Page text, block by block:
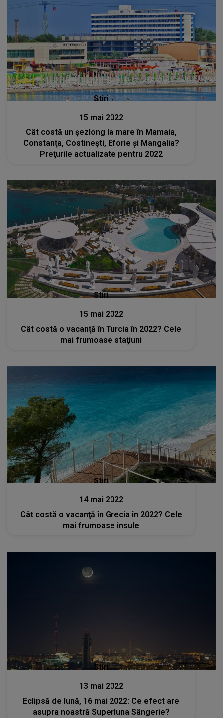
Stiri
15 mai 2022
Cât costă un şezlong la mare în Mamaia,
Constanţa, Costineşti, Eforie şi Mangalia?
Preţurile actualizate pentru 2022
Stiri
15 mai 2022
Cât costă o vacanţă în Turcia în 2022? Cele
mai frumoase staţiuni
Stiri
14 mai 2022
Cât costă o vacanţă în Grecia în 2022? Cele
mai frumoase insule
Stiri
13 mai 2022
Eclipsă de lună, 16 mai 2022: Ce efect are
asupra noastră Superluna Sângerie?